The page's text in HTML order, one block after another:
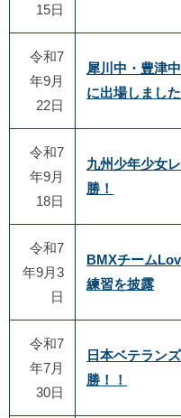
15日
令和7
年9月
22日
犀川中・豊津
に出場しました
令和7
年9月
18日
九州少年少女
勝！
令和7
年9月3
日
BMXチーム
練習を披露
令和7
年7月
30日
日本ベテラン
勝！！